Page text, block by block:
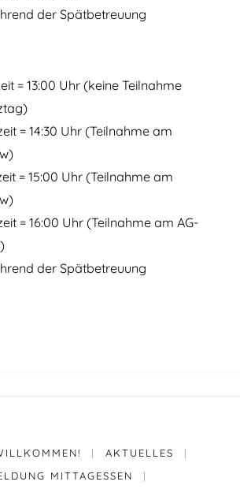
der Spätbetreuung
= 13:00 Uhr (keine Teilnahme
= 14:30 Uhr (Teilnahme am
= 15:00 Uhr (Teilnahme am
= 16:00 Uhr (Teilnahme am AG-
der Spätbetreuung
| AKTUELLES
|
MITTAGESSEN
|